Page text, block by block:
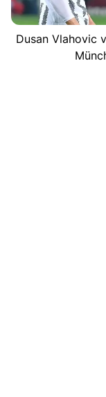
Dusan Vlahovic